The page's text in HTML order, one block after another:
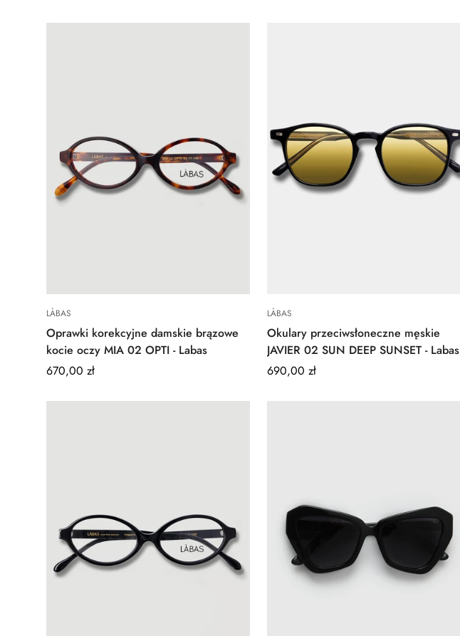
LÀBAS
Oprawki korekcyjne damskie brązowe
kocie oczy MIA 02 OPTI - Labas
Regular
670,00 zł
LÀBAS
Okulary przeciwsłoneczne męskie
JAVIER 02 SUN DEEP SUNSET - Labas
Regular
690,00 zł